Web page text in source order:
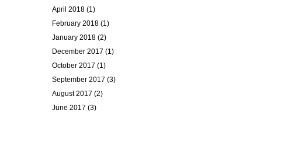
April 2018 (1)
February 2018 (1)
January 2018 (2)
December 2017 (1)
October 2017 (1)
September 2017 (3)
August 2017 (2)
June 2017 (3)